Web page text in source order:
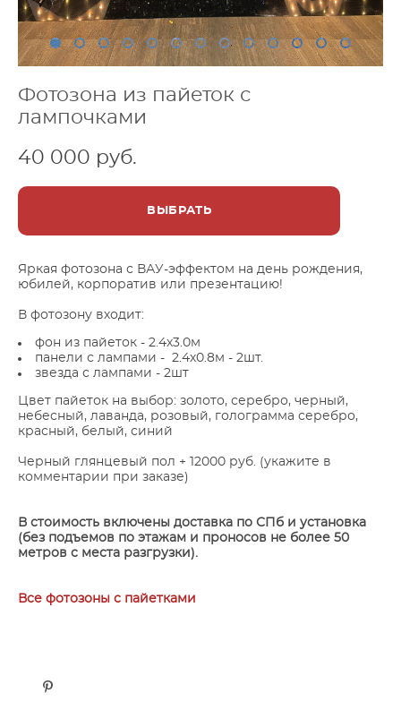
Фотозона из пайеток с
лампочками
40 000 pуб.
ВЫБРАТЬ
Яркая фотозона с ВАУ-эффектом на день рождения,
юбилей, корпоратив или презентацию!​
В фотозону входит:
фон из пайеток - 2.4х3.0м
панели с лампами - 2.4х0.8м - 2шт.
звезда с лампами - 2шт
Цвет пайеток на выбор: золото, серебро, черный,
небесный, лаванда, розовый, голограмма серебро,
красный, белый, синий
Черный глянцевый пол + 12000 руб. (укажите в
комментарии при заказе)
В стоимость включены доставка по СПб и установка
(без подъемов по этажам и проносов не более 50
метров с места разгрузки).
Все фотозоны с пайетками